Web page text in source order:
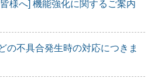
様へ] 機能強化に関するご案内
の不具合発生時の対応につきま